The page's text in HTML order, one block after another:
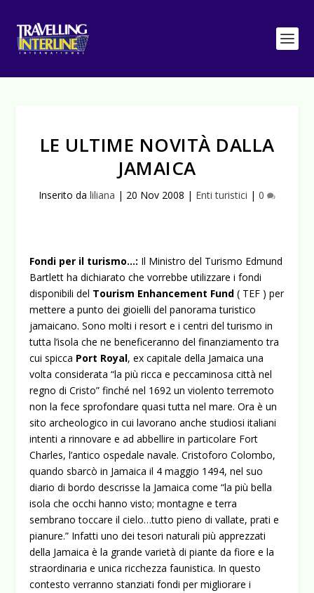
LE ULTIME NOVITÀ DALLA
JAMAICA
Inserito da liliana | 20 Nov 2008 | Enti turistici | 0
Fondi per il turismo…: Il Ministro del Turismo Edmund
Bartlett ha dichiarato che vorrebbe utilizzare i fondi
disponibili del Tourism Enhancement Fund ( TEF ) per
mettere a punto dei gioielli del panorama turistico
jamaicano.Sono molti i resort e i centri del turismo in
tutta l’isola che ne beneficeranno del finanziamento tra
cui spicca Port Royal, ex capitale della Jamaica una
volta considerata “la più ricca e peccaminosa città nel
regno di Cristo” finché nel 1692 un violento terremoto
non la fece sprofondare quasi tutta nel mare. Ora è un
sito archeologico in cui lavorano anche studiosi italiani
intenti a rinnovare e ad abbellire in particolare Fort
Charles, l’antico ospedale navale. Cristoforo Colombo,
quando sbarcò in Jamaica il 4 maggio 1494, nel suo
diario di bordo descrisse la Jamaica come “la più bella
isola che occhi hanno visto; montagne e terra
sembrano toccare il cielo…tutto pieno di vallate, prati e
pianure.” Infatti uno dei tesori naturali più apprezzati
della Jamaica è la grande varietà di piante da fiore e la
straordinaria e unica ricchezza faunistica. In questo
contesto verranno stanziati fondi per migliorare i